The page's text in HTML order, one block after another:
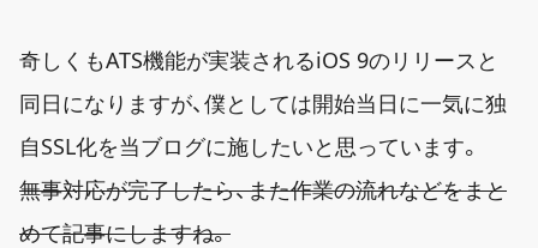
奇しくもATS機能が実装されるiOS 9のリリースと
同日になりますが、僕としては開始当日に一気に独
自SSL化を当ブログに施したいと思っています。
無事対応が完了したら、また作業の流れなどをまと
めて記事にしますね。